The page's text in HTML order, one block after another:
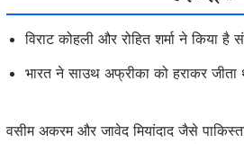
विराट कोहली और रोहित शर्मा ने किया है
भारत ने साउथ अफ्रीका को हराकर
वसीम अकरम और जावेद मियांदाद जैसे